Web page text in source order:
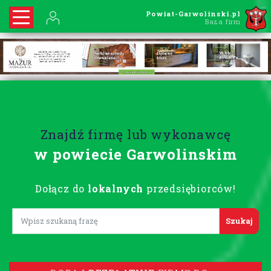
Powiat-Garwolinski.pl
Baza firm
Znajdź firmę lub wykonawcę
w powiecie Garwolinskim
Dołącz do lokalnych przedsiębiorców!